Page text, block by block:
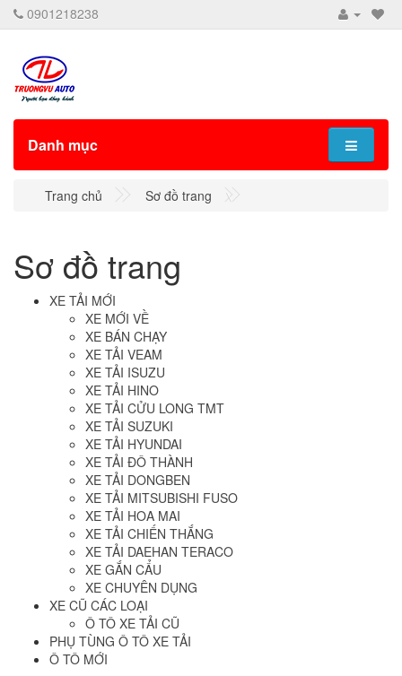
0901218238
Danh mục
Trang chủ Sơ đồ trang
Sơ đồ trang
XE TẢI MỚI
XE MỚI VỀ
XE BÁN CHẠY
XE TẢI VEAM
XE TẢI ISUZU
XE TẢI HINO
XE TẢI CỬU LONG TMT
XE TẢI SUZUKI
XE TẢI HYUNDAI
XE TẢI ĐÔ THÀNH
XE TẢI DONGBEN
XE TẢI MITSUBISHI FUSO
XE TẢI HOA MAI
XE TẢI CHIẾN THẮNG
XE TẢI DAEHAN TERACO
XE GẮN CẨU
XE CHUYÊN DỤNG
XE CŨ CÁC LOẠI
Ô TÔ XE TẢI CŨ
PHỤ TÙNG Ô TÔ XE TẢI
Ô TÔ MỚI